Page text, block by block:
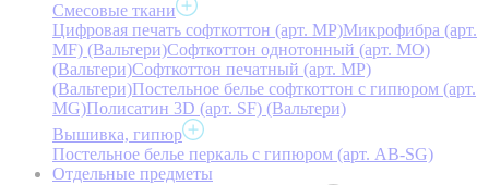
Смесовые ткани
Цифровая печать софткоттон (арт. MP)Микрофибра (арт.
MF) (Вальтери)Софткоттон однотонный (арт. MO)
(Вальтери)Софткоттон печатный (арт. MР)
(Вальтери)Постельное белье софткоттон с гипюром (арт.
MG)Полисатин 3D (арт. SF) (Вальтери)
Вышивка, гипюр
Постельное белье перкаль с гипюром (арт. AB-SG)
Отдельные предметы